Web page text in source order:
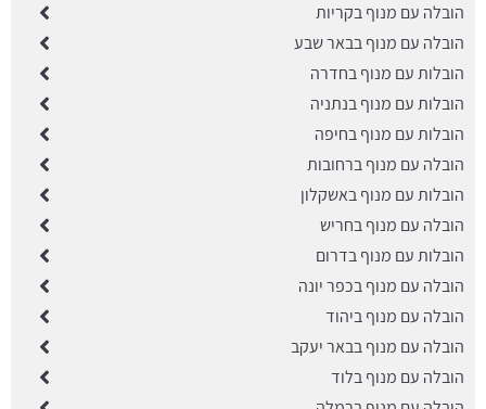
הובלה עם מנוף בקריות
הובלה עם מנוף בבאר שבע
הובלות עם מנוף בחדרה
הובלות עם מנוף בנתניה
הובלות עם מנוף בחיפה
הובלה עם מנוף ברחובות
הובלות עם מנוף באשקלון
הובלה עם מנוף בחריש
הובלות עם מנוף בדרום
הובלה עם מנוף בכפר יונה
הובלה עם מנוף ביהוד
הובלה עם מנוף בבאר יעקב
הובלה עם מנוף בלוד